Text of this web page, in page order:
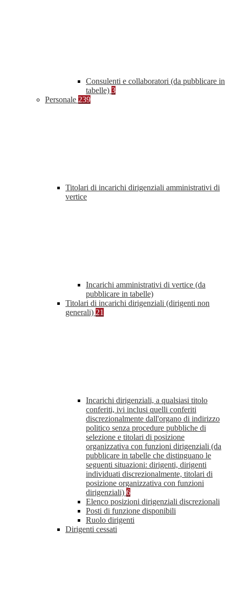
Consulenti e collaboratori (da pubblicare in
tabelle) 3
Personale 239
Titolari di incarichi dirigenziali amministrativi di
vertice
Incarichi amministrativi di vertice (da
pubblicare in tabelle)
Titolari di incarichi dirigenziali (dirigenti non
generali) 21
Incarichi dirigenziali, a qualsiasi titolo
conferiti, ivi inclusi quelli conferiti
discrezionalmente dall'organo di indirizzo
politico senza procedure pubbliche di
selezione e titolari di posizione
organizzativa con funzioni dirigenziali (da
pubblicare in tabelle che distinguano le
seguenti situazioni: dirigenti, dirigenti
individuati discrezionalmente, titolari di
posizione organizzativa con funzioni
dirigenziali) 6
Elenco posizioni dirigenziali discrezionali
Posti di funzione disponibili
Ruolo dirigenti
Dirigenti cessati